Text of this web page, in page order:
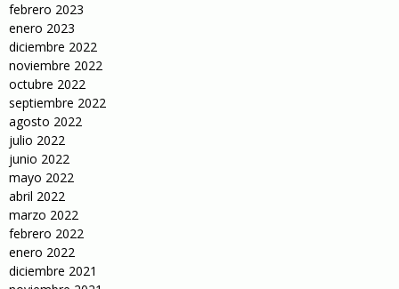
febrero 2023
enero 2023
diciembre 2022
noviembre 2022
octubre 2022
septiembre 2022
agosto 2022
julio 2022
junio 2022
mayo 2022
abril 2022
marzo 2022
febrero 2022
enero 2022
diciembre 2021